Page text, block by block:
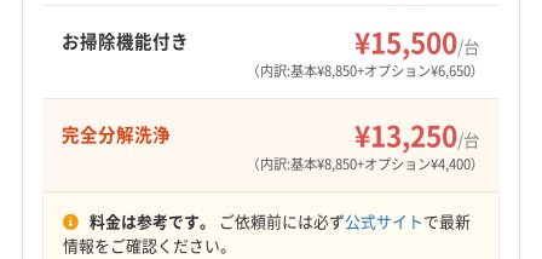
(島根県) 江津市
(島根県) 出雲市
(島根県) 松江市
(島根県) 飯石郡飯南町
(島根県) 邑智郡美郷町
(島根県) 邑智郡邑南町
(広島県) 安芸郡海田町
(広島県) 安芸郡熊野町
(広島県) 安芸郡坂町
日野郡日南町
日野郡日野町
八頭郡若桜町
八頭郡八頭町
定休日
電話番号
お掃除機能付き ¥15,500/台
（内訳:基本¥8,850+オプション¥6,650）
完全分解洗浄 ¥13,250/台
（内訳:基本¥8,850+オプション¥4,400）
料金は参考です。 ご依頼前には必ず公式サイトで最新
情報をご確認ください。